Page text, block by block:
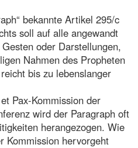
bekannte Artikel 295/c
soll auf alle angewandt
oder Darstellungen,
Nahmen des Propheten
bis zu lebenslanger
Pax-Kommission der
wird der Paragraph oft
herangezogen. Wie
Kommission hervorgeht